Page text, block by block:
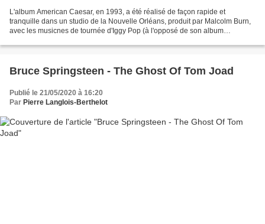
L'album American Caesar, en 1993, a été réalisé de façon rapide et
tranquille dans un studio de la Nouvelle Orléans, produit par Malcolm Burn,
avec les musicnes de tournée d'Iggy Pop (à l'opposé de son album
Bruce Springsteen - The Ghost Of Tom Joad
Publié le 21/05/2020 à 16:20
Par Pierre Langlois-Berthelot